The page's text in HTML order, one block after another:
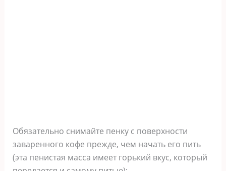
Обязательно снимайте пенку с поверхности
заваренного кофе прежде, чем начать его пить
(эта пенистая масса имеет горький вкус, который